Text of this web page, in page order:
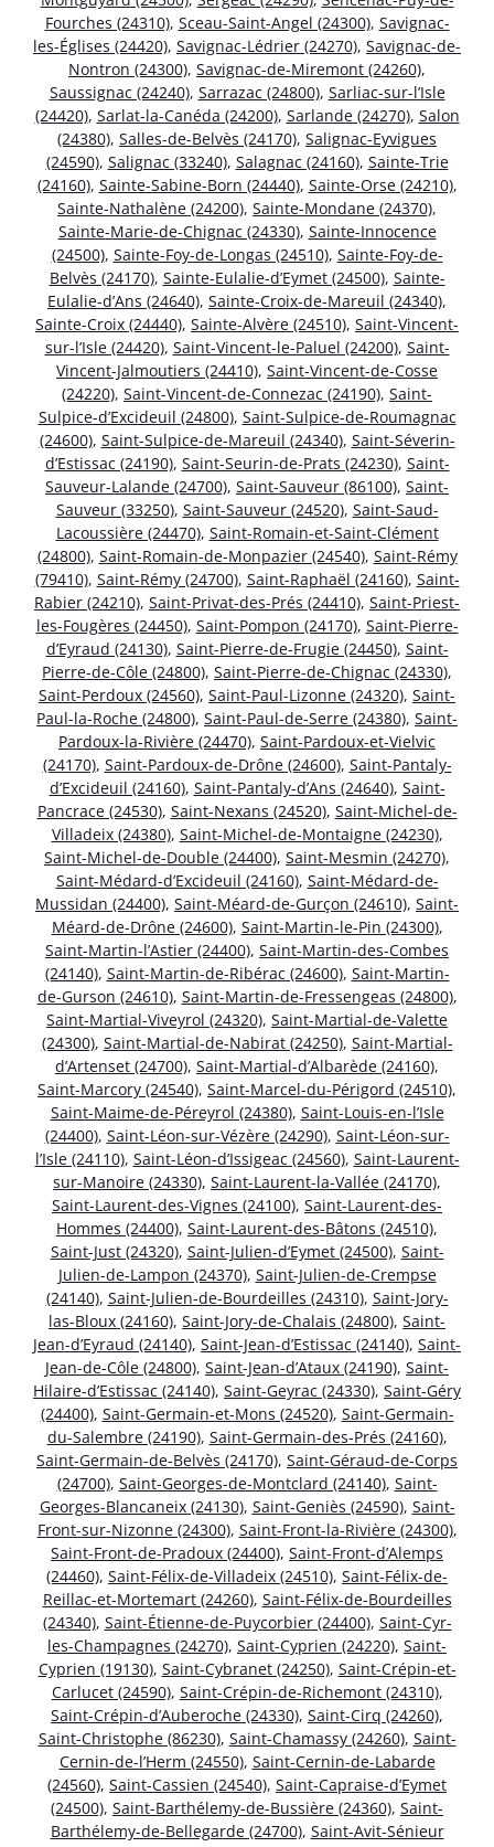
Fourches (24310), Sceau-Saint-Angel (24300), Savignac-
les-Églises (24420), Savignac-Lédrier (24270), Savignac-de-
Nontron (24300), Savignac-de-Miremont (24260),
Saussignac (24240), Sarrazac (24800), Sarliac-sur-l’Isle
(24420), Sarlat-la-Canéda (24200), Sarlande (24270), Salon
(24380), Salles-de-Belvès (24170), Salignac-Eyvigues
(24590), Salignac (33240), Salagnac (24160), Sainte-Trie
(24160), Sainte-Sabine-Born (24440), Sainte-Orse (24210),
Sainte-Nathalène (24200), Sainte-Mondane (24370),
Sainte-Marie-de-Chignac (24330), Sainte-Innocence
(24500), Sainte-Foy-de-Longas (24510), Sainte-Foy-de-
Belvès (24170), Sainte-Eulalie-d’Eymet (24500), Sainte-
Eulalie-d’Ans (24640), Sainte-Croix-de-Mareuil (24340),
Sainte-Croix (24440), Sainte-Alvère (24510), Saint-Vincent-
sur-l’Isle (24420), Saint-Vincent-le-Paluel (24200), Saint-
Vincent-Jalmoutiers (24410), Saint-Vincent-de-Cosse
(24220), Saint-Vincent-de-Connezac (24190), Saint-
Sulpice-d’Excideuil (24800), Saint-Sulpice-de-Roumagnac
(24600), Saint-Sulpice-de-Mareuil (24340), Saint-Séverin-
d’Estissac (24190), Saint-Seurin-de-Prats (24230), Saint-
Sauveur-Lalande (24700), Saint-Sauveur (86100), Saint-
Sauveur (33250), Saint-Sauveur (24520), Saint-Saud-
Lacoussière (24470), Saint-Romain-et-Saint-Clément
(24800), Saint-Romain-de-Monpazier (24540), Saint-Rémy
(79410), Saint-Rémy (24700), Saint-Raphaël (24160), Saint-
Rabier (24210), Saint-Privat-des-Prés (24410), Saint-Priest-
les-Fougères (24450), Saint-Pompon (24170), Saint-Pierre-
d’Eyraud (24130), Saint-Pierre-de-Frugie (24450), Saint-
Pierre-de-Côle (24800), Saint-Pierre-de-Chignac (24330),
Saint-Perdoux (24560), Saint-Paul-Lizonne (24320), Saint-
Paul-la-Roche (24800), Saint-Paul-de-Serre (24380), Saint-
Pardoux-la-Rivière (24470), Saint-Pardoux-et-Vielvic
(24170), Saint-Pardoux-de-Drône (24600), Saint-Pantaly-
d’Excideuil (24160), Saint-Pantaly-d’Ans (24640), Saint-
Pancrace (24530), Saint-Nexans (24520), Saint-Michel-de-
Villadeix (24380), Saint-Michel-de-Montaigne (24230),
Saint-Michel-de-Double (24400), Saint-Mesmin (24270),
Saint-Médard-d’Excideuil (24160), Saint-Médard-de-
Mussidan (24400), Saint-Méard-de-Gurçon (24610), Saint-
Méard-de-Drône (24600), Saint-Martin-le-Pin (24300),
Saint-Martin-l’Astier (24400), Saint-Martin-des-Combes
(24140), Saint-Martin-de-Ribérac (24600), Saint-Martin-
de-Gurson (24610), Saint-Martin-de-Fressengeas (24800),
Saint-Martial-Viveyrol (24320), Saint-Martial-de-Valette
(24300), Saint-Martial-de-Nabirat (24250), Saint-Martial-
d’Artenset (24700), Saint-Martial-d’Albarède (24160),
Saint-Marcory (24540), Saint-Marcel-du-Périgord (24510),
Saint-Maime-de-Péreyrol (24380), Saint-Louis-en-l’Isle
(24400), Saint-Léon-sur-Vézère (24290), Saint-Léon-sur-
l’Isle (24110), Saint-Léon-d’Issigeac (24560), Saint-Laurent-
sur-Manoire (24330), Saint-Laurent-la-Vallée (24170),
Saint-Laurent-des-Vignes (24100), Saint-Laurent-des-
Hommes (24400), Saint-Laurent-des-Bâtons (24510),
Saint-Just (24320), Saint-Julien-d’Eymet (24500), Saint-
Julien-de-Lampon (24370), Saint-Julien-de-Crempse
(24140), Saint-Julien-de-Bourdeilles (24310), Saint-Jory-
las-Bloux (24160), Saint-Jory-de-Chalais (24800), Saint-
Jean-d’Eyraud (24140), Saint-Jean-d’Estissac (24140), Saint-
Jean-de-Côle (24800), Saint-Jean-d’Ataux (24190), Saint-
Hilaire-d’Estissac (24140), Saint-Geyrac (24330), Saint-Géry
(24400), Saint-Germain-et-Mons (24520), Saint-Germain-
du-Salembre (24190), Saint-Germain-des-Prés (24160),
Saint-Germain-de-Belvès (24170), Saint-Géraud-de-Corps
(24700), Saint-Georges-de-Montclard (24140), Saint-
Georges-Blancaneix (24130), Saint-Geniès (24590), Saint-
Front-sur-Nizonne (24300), Saint-Front-la-Rivière (24300),
Saint-Front-de-Pradoux (24400), Saint-Front-d’Alemps
(24460), Saint-Félix-de-Villadeix (24510), Saint-Félix-de-
Reillac-et-Mortemart (24260), Saint-Félix-de-Bourdeilles
(24340), Saint-Étienne-de-Puycorbier (24400), Saint-Cyr-
les-Champagnes (24270), Saint-Cyprien (24220), Saint-
Cyprien (19130), Saint-Cybranet (24250), Saint-Crépin-et-
Carlucet (24590), Saint-Crépin-de-Richemont (24310),
Saint-Crépin-d’Auberoche (24330), Saint-Cirq (24260),
Saint-Christophe (86230), Saint-Chamassy (24260), Saint-
Cernin-de-l’Herm (24550), Saint-Cernin-de-Labarde
(24560), Saint-Cassien (24540), Saint-Capraise-d’Eymet
(24500), Saint-Barthélemy-de-Bussière (24360), Saint-
Barthélemy-de-Bellegarde (24700), Saint-Avit-Sénieur